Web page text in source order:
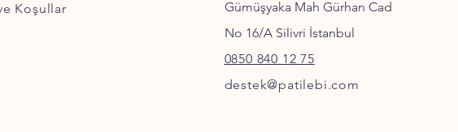
Koşullar
Gümüşyaka Mah Gürhan Cad
No 16/A Silivri İstanbul
0850 840 12 75
destek@patilebi.com